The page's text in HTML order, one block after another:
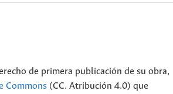
de primera publicación de su obra,
Commons (CC. Atribución 4.0) que